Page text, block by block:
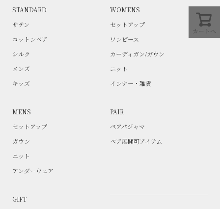
カートへ
STANDARD
サテン
コットンベア
シルク
メンズ
キッズ
WOMENS
セットアップ
ワンピース
カーディガン/ガウン
ニット
インナー・雑貨
MENS
セットアップ
ガウン
ニット
アンダーウェア
PAIR
ペアパジャマ
ペア展開可アイテム
GIFT